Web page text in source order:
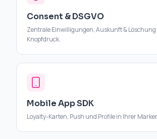
Consent & DSGVO
Zentrale Einwilligungen, Auskunft &
Knopfdruck.
Mobile App SDK
Loyalty-Karten, Push und Profile in Ihrer